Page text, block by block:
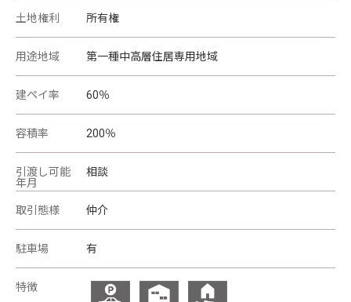
土地権利 所有権
用途地域 第一種中高層住居専用地域
建ペイ率 60％
容積率 200％
引渡し可能
年月
相談
取引態様 仲介
駐車場 有
特徴